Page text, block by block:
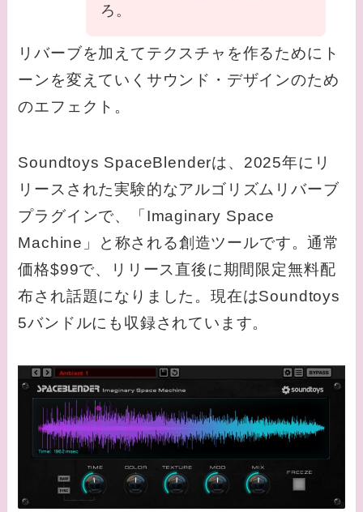
ろ。
リバーブを加えてテクスチャを作るためにト
ーンを変えていくサウンド・デザインのため
のエフェクト。
Soundtoys SpaceBlenderは、2025年にリ
リースされた実験的なアルゴリズムリバーブ
プラグインで、「Imaginary Space
Machine」と称される創造ツールです。通常
価格$99で、リリース直後に期間限定無料配
布され話題になりました。現在はSoundtoys
5バンドルにも収録されています。